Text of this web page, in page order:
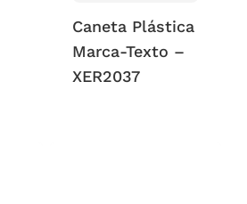
Caneta Plástica
Marca-Texto –
XER2037